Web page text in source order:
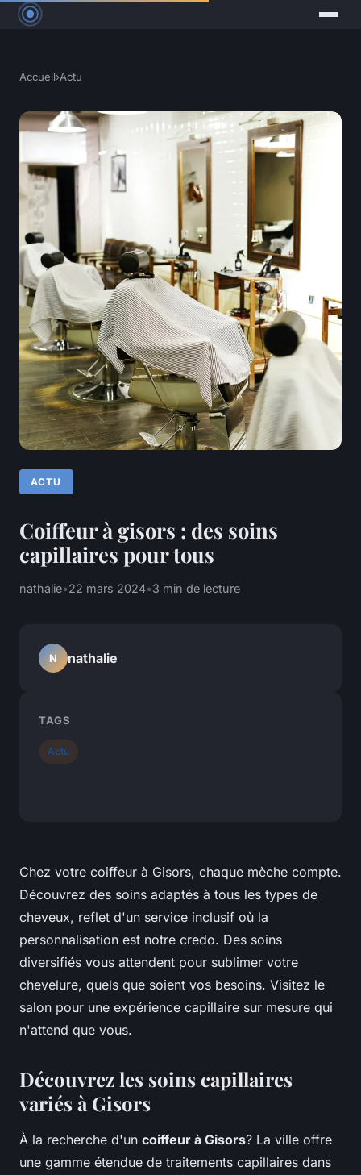
Accueil›Actu
ACTU
Coiffeur à gisors : des soins
capillaires pour tous
nathalie•22 mars 2024•3 min de lecture
Chez votre coiffeur à Gisors, chaque mèche compte.
Découvrez des soins adaptés à tous les types de
cheveux, reflet d'un service inclusif où la
personnalisation est notre credo. Des soins
diversifiés vous attendent pour sublimer votre
chevelure, quels que soient vos besoins. Visitez le
salon pour une expérience capillaire sur mesure qui
n'attend que vous.
Découvrez les soins capillaires
variés à Gisors
À la recherche d'un coiffeur à Gisors? La ville offre
une gamme étendue de traitements capillaires dans
N nathalie
TAGS
Actu